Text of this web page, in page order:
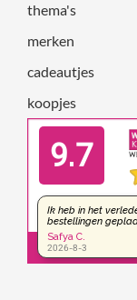
thema's
merken
cadeautjes
koopjes